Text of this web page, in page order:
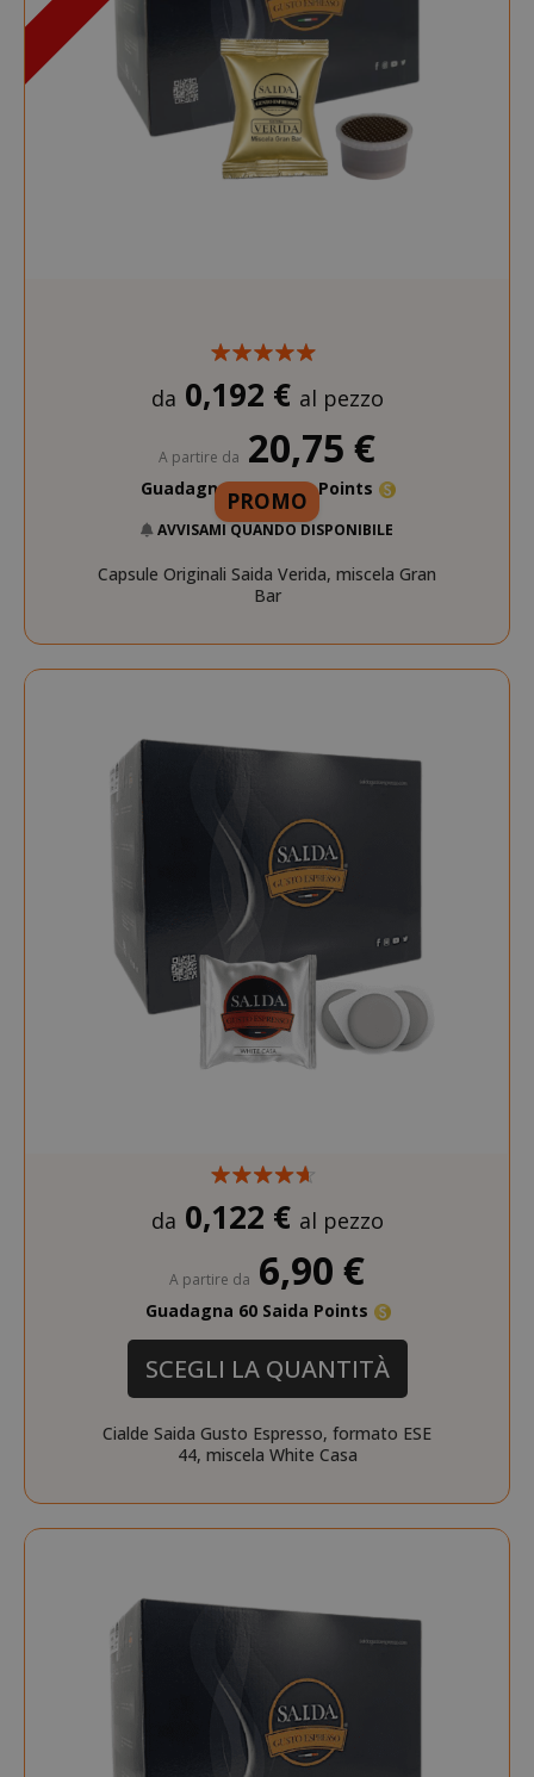
PROMO
da 0,192 € al pezzo
A partire da 20,75 €
Guadagna 200 Saida Points
AVVISAMI QUANDO DISPONIBILE
Capsule Originali Saida Verida, miscela Gran
Bar
da 0,122 € al pezzo
A partire da 6,90 €
Guadagna 60 Saida Points
SCEGLI LA QUANTITÀ
Cialde Saida Gusto Espresso, formato ESE
44, miscela White Casa